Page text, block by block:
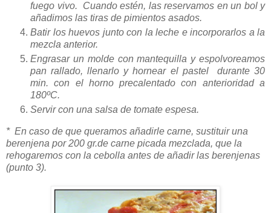
fuego vivo. Cuando estén, las reservamos en un bol y
añadimos las tiras de pimientos asados.
Batir los huevos junto con la leche e incorporarlos a la
mezcla anterior.
Engrasar un molde con mantequilla y espolvoreamos
pan rallado, llenarlo y hornear el pastel durante 30
min. con el horno precalentado con anterioridad a
180ºC.
Servir con una salsa de tomate espesa.
* En caso de que queramos añadirle carne, sustituir una
berenjena por 200 gr.de carne picada mezclada, que la
rehogaremos con la cebolla antes de añadir las berenjenas
(punto 3).